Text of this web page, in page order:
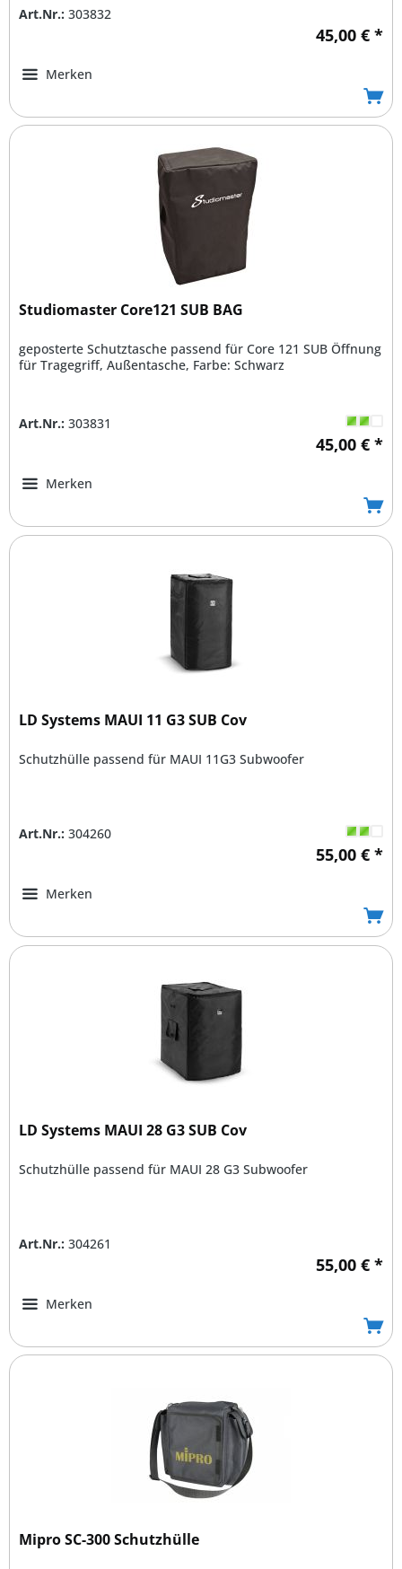
Art.Nr.: 303832
45,00 € *
Merken
Studiomaster Core121 SUB BAG
geposterte Schutztasche passend für Core 121 SUB Öffnung
für Tragegriff, Außentasche, Farbe: Schwarz
Art.Nr.: 303831
45,00 € *
Merken
LD Systems MAUI 11 G3 SUB Cov
Schutzhülle passend für MAUI 11G3 Subwoofer
Art.Nr.: 304260
55,00 € *
Merken
LD Systems MAUI 28 G3 SUB Cov
Schutzhülle passend für MAUI 28 G3 Subwoofer
Art.Nr.: 304261
55,00 € *
Merken
Mipro SC-300 Schutzhülle